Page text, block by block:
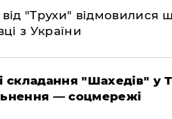
"Трухи" відмовилися
з України
складання "Шахедів" у
— соцмережі